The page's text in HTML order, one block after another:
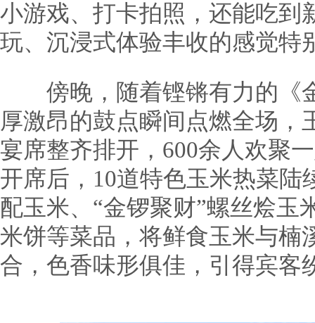
小游戏、打卡拍照，还能吃到
玩、沉浸式体验丰收的感觉特
傍晚，随着铿锵有力的《
厚激昂的鼓点瞬间点燃全场，
宴席整齐排开，600余人欢聚
开席后，10道特色玉米热菜陆
配玉米、“金锣聚财”螺丝烩玉
米饼等菜品，将鲜食玉米与楠
合，色香味形俱佳，引得宾客